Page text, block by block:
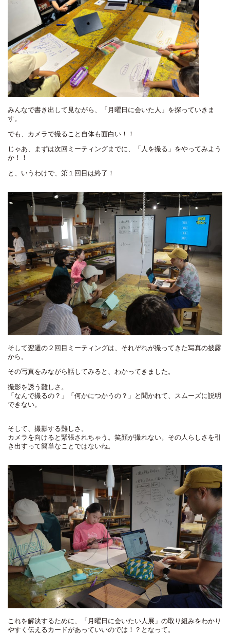
みんなで書き出して見ながら、「月曜日に会いた人」を探っていきま
す。
でも、カメラで撮ること自体も面白い！！
じゃあ、まずは次回ミーティングまでに、「人を撮る」をやってみよう
か！！
と、いうわけで、第１回目は終了！
そして翌週の２回目ミーティングは、それぞれが撮ってきた写真の披露
から。
その写真をみながら話してみると、わかってきました。
撮影を誘う難しさ。
「なんで撮るの？」「何かにつかうの？」と聞かれて、スムーズに説明
できない。
そして、撮影する難しさ。
カメラを向けると緊張されちゃう。笑顔が撮れない。その人らしさを引
き出すって簡単なことではないね。
これを解決するために、「月曜日に会いたい人展」の取り組みをわかり
やすく伝えるカードがあっていいのでは！？となって。